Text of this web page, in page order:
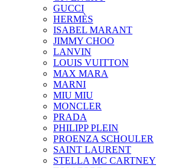
GUCCI
HERMÈS
ISABEL MARANT
JIMMY CHOO
LANVIN
LOUIS VUITTON
MAX MARA
MARNI
MIU MIU
MONCLER
PRADA
PHILIPP PLEIN
PROENZA SCHOULER
SAINT LAURENT
STELLA MC CARTNEY